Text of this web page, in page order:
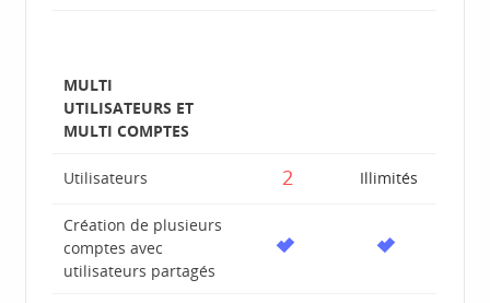
MULTI
UTILISATEURS ET
MULTI COMPTES
Utilisateurs 2 Illimités
Création de plusieurs
comptes avec
utilisateurs partagés